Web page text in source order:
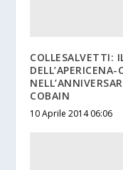
COLLESALVETTI:
COBAIN
10 Aprile 2014 06:06